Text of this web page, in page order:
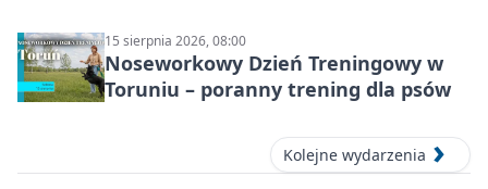
15 sierpnia 2026, 08:00
Noseworkowy Dzień Treningowy w
Toruniu – poranny trening dla psów
Kolejne wydarzenia